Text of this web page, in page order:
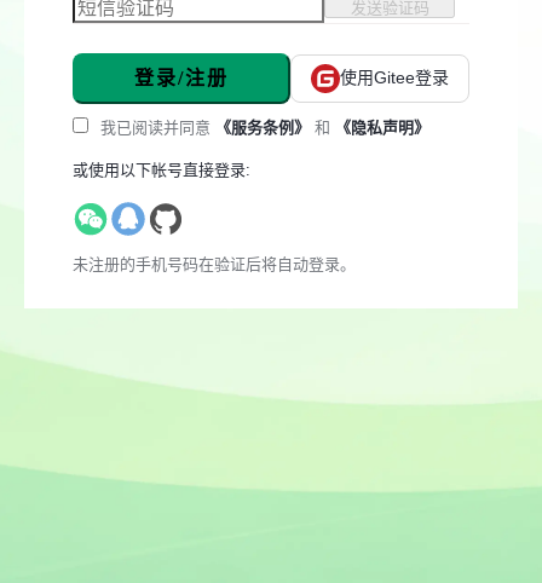
发送验证码
登录/注册 使用Gitee登录
我已阅读并同意 《服务条例》 和 《隐私声明》
或使用以下帐号直接登录:
未注册的手机号码在验证后将自动登录。